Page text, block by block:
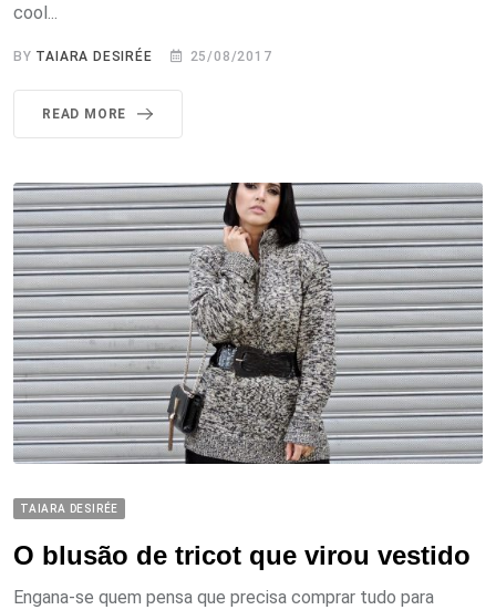
cool...
BY TAIARA DESIRÉE 25/08/2017
READ MORE
TAIARA DESIRÉE
O blusão de tricot que virou vestido
Engana-se quem pensa que precisa comprar tudo para